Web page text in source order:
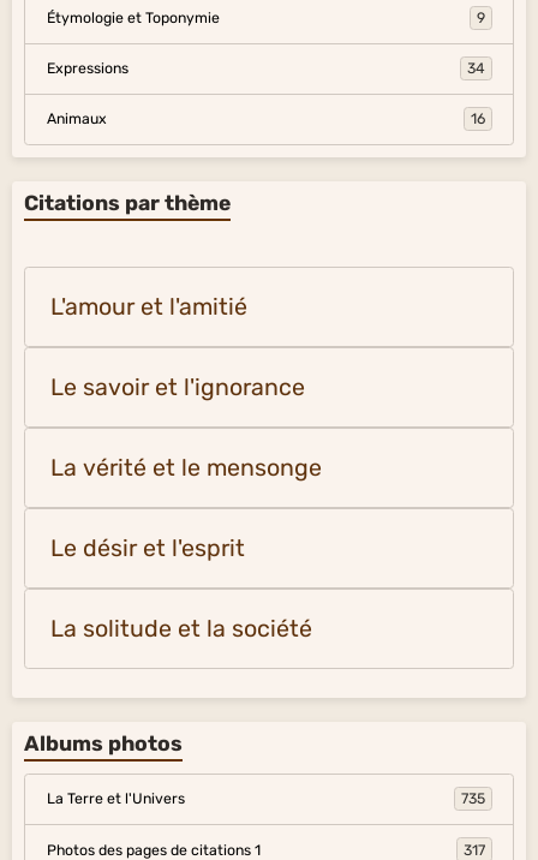
Étymologie et Toponymie 9
Expressions 34
Animaux 16
Citations par thème
L'amour et l'amitié
Le savoir et l'ignorance
La vérité et le mensonge
Le désir et l'esprit
La solitude et la société
Albums photos
La Terre et l'Univers 735
Photos des pages de citations 1 317